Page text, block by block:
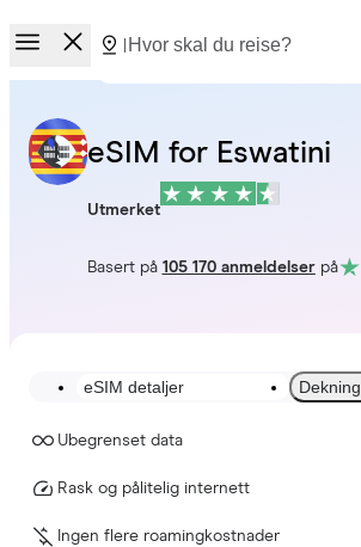
eSIM for Eswatini
Utmerket
Basert på 105 170 anmeldelserpå
eSIM detaljer Dekning
Ubegrenset data
Rask og pålitelig internett
Ingen flere roamingkostnader